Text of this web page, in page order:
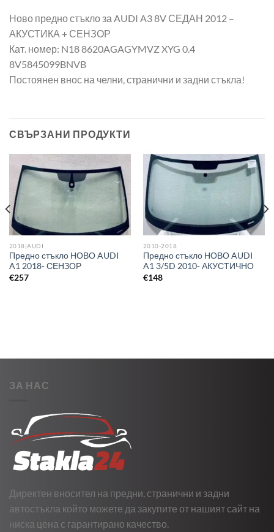
Ново предно стъкло за AUDI A3 8V СЕДАН 2012 –
АКУСТИКА + СЕНЗОР
Кат. номер: N18 8620AGAGYMVZ XYG 0.4
8V5845099BNVB
Постоянен внос на челни, странични и задни стъкла!
СВЪРЗАНИ ПРОДУКТИ
2018|AUDI
Предно стъкло НОВО AUDI
A1 2018- СЕНЗОР
€257
2010-2018
Предно стъкло НОВО AUDI
A1 3/5D 2010- АКУСТИЧНО
€148
ЗА НАС
Директен вносител на предни, странични и задни
автостъкла който можете да закупите от нашият сайт на
ниска цена с гарантирано качество.